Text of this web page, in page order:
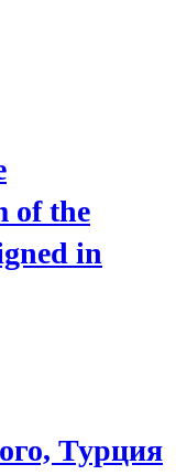
of the
in
Турция